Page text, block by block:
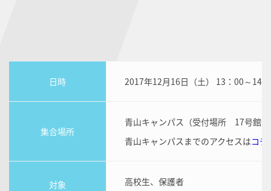
日時 2017年12月16日（土） 13：00～14
集合場所
青山キャンパス（受付場所 17号館6
青山キャンパスまでのアクセスはコチ
対象 高校生、保護者